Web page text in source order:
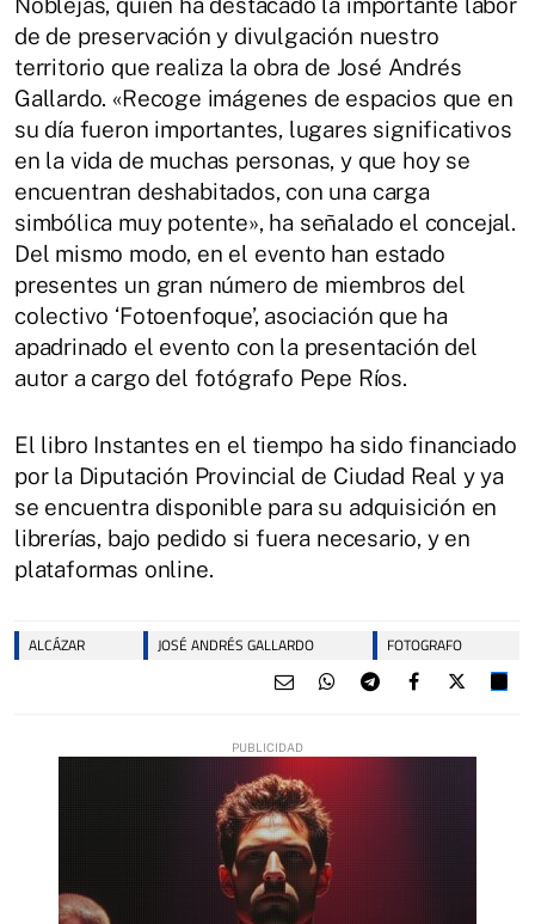
de de preservación y divulgación nuestro
territorio que realiza la obra de José Andrés
Gallardo. «Recoge imágenes de espacios que en
su día fueron importantes, lugares significativos
en la vida de muchas personas, y que hoy se
encuentran deshabitados, con una carga
simbólica muy potente», ha señalado el concejal.
Del mismo modo, en el evento han estado
presentes un gran número de miembros del
colectivo ‘Fotoenfoque’, asociación que ha
apadrinado el evento con la presentación del
autor a cargo del fotógrafo Pepe Ríos.
El libro Instantes en el tiempo ha sido financiado
por la Diputación Provincial de Ciudad Real y ya
se encuentra disponible para su adquisición en
librerías, bajo pedido si fuera necesario, y en
plataformas online.
ALCÁZAR JOSÉ ANDRÉS GALLARDO FOTOGRAFO